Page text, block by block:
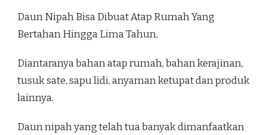
Daun Nipah Bisa Dibuat Atap Rumah Yang
Bertahan Hingga Lima Tahun,
Diantaranya bahan atap rumah, bahan kerajinan,
tusuk sate, sapu lidi, anyaman ketupat dan produk
lainnya.
Daun nipah yang telah tua banyak dimanfaatkan